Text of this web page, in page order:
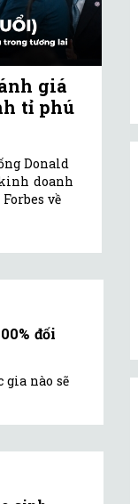
giá
tỉ phú
Donald
doanh
về
đối
nào sẽ